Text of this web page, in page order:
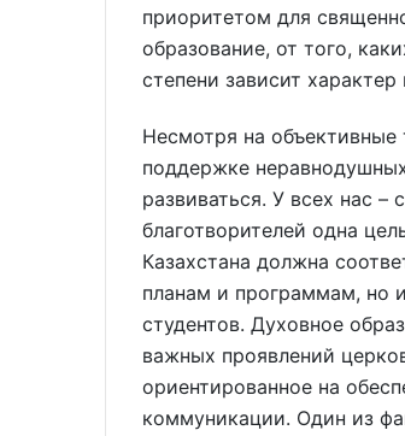
приоритетом для
образование, от того,
степени зависит
Несмотря на
поддержке
развиваться. У всех нас
благотворителей одна
Казахстана должна
планам и программам, но
студентов. Духовное
важных проявлений
ориентированное на
коммуникации. Один из